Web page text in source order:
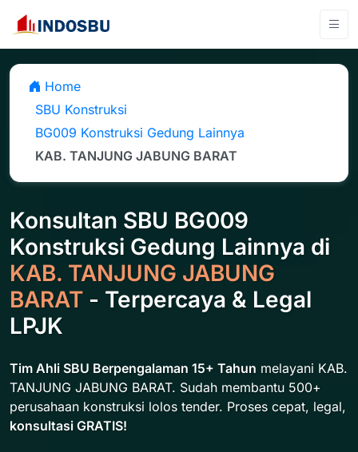
Home
SBU Konstruksi
BG009 Konstruksi Gedung Lainnya
KAB. TANJUNG JABUNG BARAT
Konsultan SBU BG009
Konstruksi Gedung Lainnya di
KAB. TANJUNG JABUNG
BARAT - Terpercaya & Legal
LPJK
Tim Ahli SBU Berpengalaman 15+ Tahun melayani KAB.
TANJUNG JABUNG BARAT. Sudah membantu 500+
perusahaan konstruksi lolos tender. Proses cepat, legal,
konsultasi GRATIS!